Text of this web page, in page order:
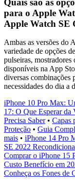
para o Apple
Apple Watch SE
Ambas as versões do
variedade de opções
pulseiras,
disponíveis na App
diversas combinações
necessidades do dia a
iPhone 10 Pro Max:
17: O Que Esperar da
Precisa Saber• Capas
Proteção • Guia
mais • iPhone 14 Pro
SE 2022
Comprar o iPhone 15
Custo Benefício em
Conheça os Fones de